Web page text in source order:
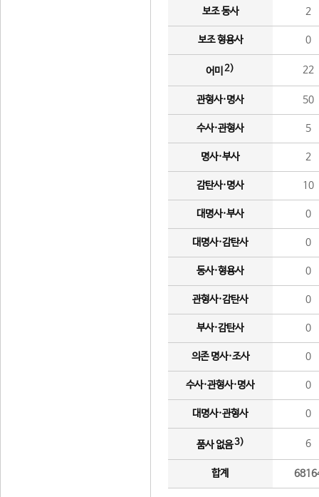
보조 동사 2
보조 형용사 0
어미 2) 22
관형사·명사 50
수사·관형사 5
명사·부사 2
감탄사·명사 10
대명사·부사 0
대명사·감탄사 0
동사·형용사 0
관형사·감탄사 0
부사·감탄사 0
의존 명사·조사 0
수사·관형사·명사 0
대명사·관형사 0
품사 없음3) 6
합계